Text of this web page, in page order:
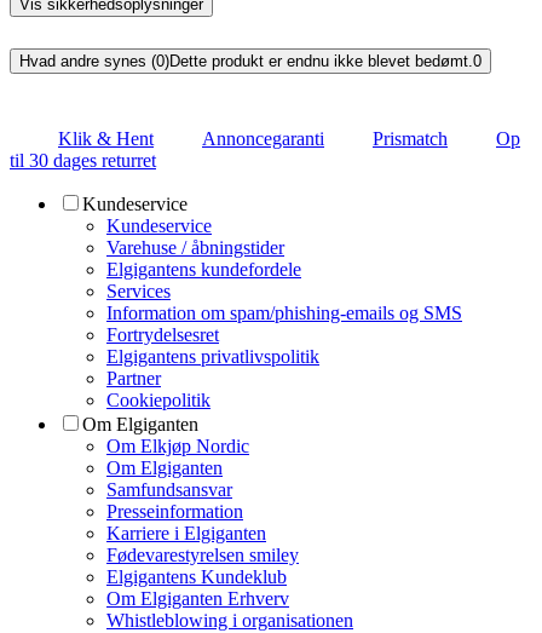
Vis sikkerhedsoplysninger
Hvad andre synes (0)Dette produkt er endnu ikke blevet bedømt. 0
Klik & Hent Annoncegaranti Prismatch
Op
til 30 dages returret
Kundeservice
Kundeservice
Varehuse / åbningstider
Elgigantens kundefordele
Services
Information om spam/phishing-emails og SMS
Fortrydelsesret
Elgigantens privatlivspolitik
Partner
Cookiepolitik
Om Elgiganten
Om Elkjøp Nordic
Om Elgiganten
Samfundsansvar
Presseinformation
Karriere i Elgiganten
Fødevarestyrelsen smiley
Elgigantens Kundeklub
Om Elgiganten Erhverv
Whistleblowing i organisationen